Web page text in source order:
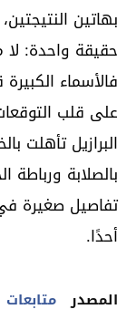
حقيقة واحدة: لا
فالأسماء
على قلب
البرازيل تأهلت
بالصلابة ورباطة
تفاصيل صغيرة
أحدًا.
المصدر متابعات